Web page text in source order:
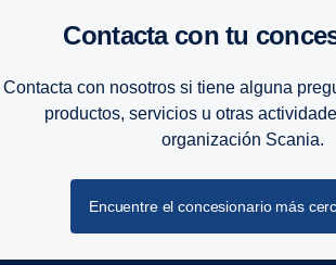
Contacta con tu
Contacta con nosotros si tiene alguna
productos, servicios u otras
organización Scania.
Encuentre el concesionario más